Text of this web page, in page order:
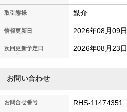
取引態様 媒介
情報更新日 2026年08月09日
次回更新予定日 2026年08月23日
お問い合わせ
お問合せ番号 RHS-11474351